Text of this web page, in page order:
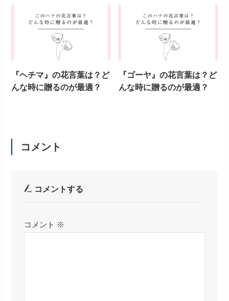
『ヘチマ』の花言葉は？ど
んな時に贈るのが最適？
『ゴーヤ』の花言葉は？ど
んな時に贈るのが最適？
コメント
コメントする
コメント ※